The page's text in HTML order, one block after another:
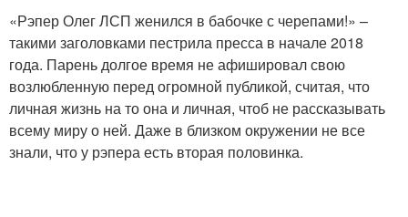
«Рэпер Олег ЛСП женился в бабочке с черепами!» –
такими заголовками пестрила пресса в начале 2018
года. Парень долгое время не афишировал свою
возлюбленную перед огромной публикой, считая, что
личная жизнь на то она и личная, чтоб не рассказывать
всему миру о ней. Даже в близком окружении не все
знали, что у рэпера есть вторая половинка.